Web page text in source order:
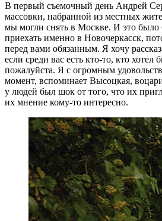
В первый съемочный день Андрей
массовки, набранной из местных
мы могли снять в Москве. И это было
приехать именно в Новочеркасск,
перед вами обязанным. Я хочу
если среди вас есть кто-то, кто
пожалуйста. Я с огромным
момент, вспоминает Высоцкая,
у людей был шок от того, что их
их мнение кому-то интересно.